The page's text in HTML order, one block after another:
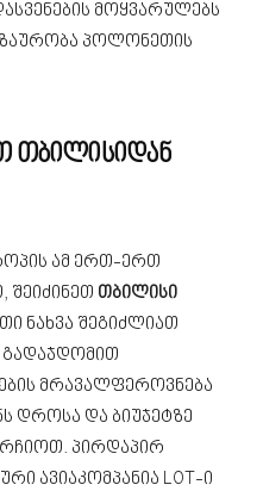
მოყვარულებს
პოლონეთის
თბილისიდან
ამ ერთ-ერთ
შეიძინეთ თბილისი
ნახვა შეგიძლიათ
მრავალფეროვნება
დროსა და ბიუჯეტზე
პირდაპირ
ავიაკომპანია LOT-ი